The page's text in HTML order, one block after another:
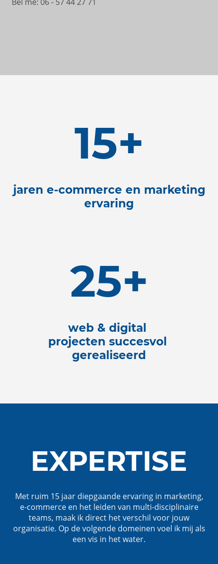
15+
jaren e-commerce en marketing
ervaring
25+
web & digital
projecten succesvol
gerealiseerd
EXPERTISE
Met ruim 15 jaar diepgaande ervaring in marketing,
e-commerce en het leiden van multi-disciplinaire
teams, maak ik direct het verschil voor jouw
organisatie. Op de volgende domeinen voel ik mij als
een vis in het water.